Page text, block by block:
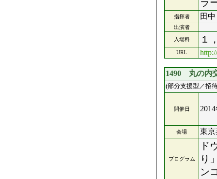
ラ
指揮者 田
出演者
入場料 １
URL
1490 丸の内
(部分支援型／招
開催日
会場 東
プログラム
ド
り
ン